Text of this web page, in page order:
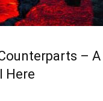
– A
Here